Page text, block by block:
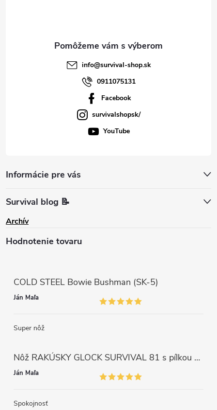
info@survival-shop.sk
0911075131
Facebook
survivalshopsk/
YouTube
Informácie pre vás
Survival blog 📝
Archív
Hodnotenie tovaru
COLD STEEL Bowie Bushman (SK-5)
Ján Maľa
Super nôž
Nôž RAKÚSKY GLOCK SURVIVAL 81 s pílkou ZELENÝ
Ján Maľa
Spokojnosť